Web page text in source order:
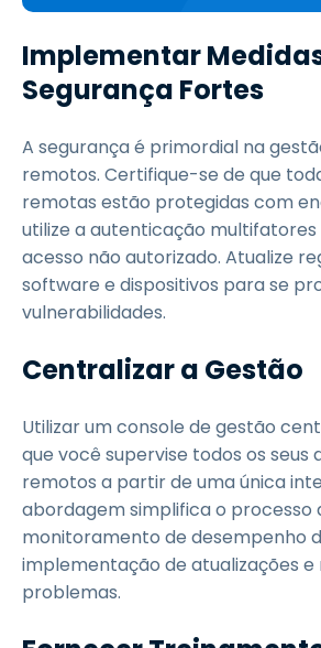
Implementar
Segurança Fortes
A segurança é primordial na
remotos. Certifique-se de que
remotas estão protegidas com
utilize a autenticação
acesso não autorizado. Atualize
software e dispositivos para se
vulnerabilidades.
Centralizar a Gestão
Utilizar um console de gestão
que você supervise todos os seus
remotos a partir de uma única
abordagem simplifica o processo
monitoramento de desempenho
implementação de atualizações e
problemas.